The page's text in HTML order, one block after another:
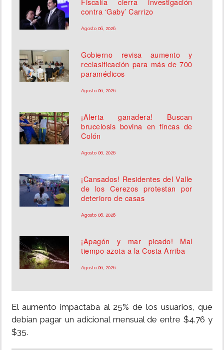
contra ‘Gaby’ Carrizo
Agosto 06, 2026
Gobierno revisa aumento y
reclasificación para más de 700
paramédicos
Agosto 06, 2026
¡Alerta ganadera! Buscan
brucelosis bovina en fincas de
Colón
Agosto 06, 2026
¡Cansados! Residentes del Valle
de los Cerezos protestan por
deterioro de casas
Agosto 06, 2026
¡Apagón y mar picado! Mal
tiempo azota a la Costa Arriba
Agosto 06, 2026
El aumento impactaba al 25% de los usuarios, que
debían pagar un adicional mensual de entre $4.76 y
$35.